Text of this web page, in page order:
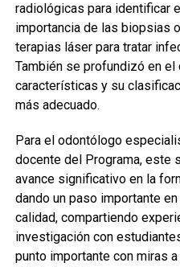
radiológicas para identificar
importancia de las biopsias
terapias láser para tratar
También se profundizó en el
características y su
más adecuado.
Para el odontólogo
docente del Programa, este
avance significativo en la
dando un paso importante
calidad, compartiendo
investigación con
punto importante con miras